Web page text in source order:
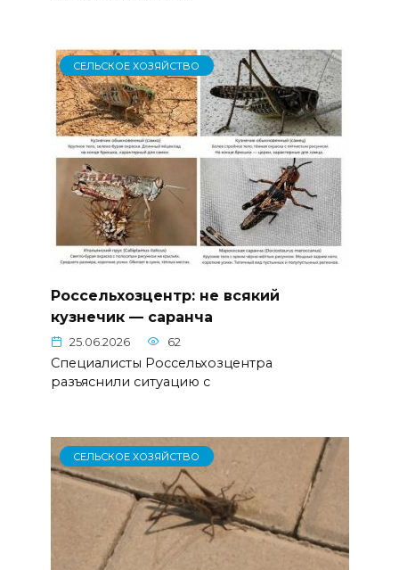
СЕЛЬСКОЕ ХОЗЯЙСТВО
Россельхозцентр: не всякий
кузнечик — саранча
25.06.2026 62
Специалисты Россельхозцентра
разъяснили ситуацию с
СЕЛЬСКОЕ ХОЗЯЙСТВО